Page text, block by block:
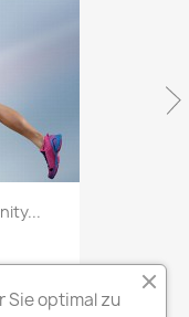
Sie optimal zu